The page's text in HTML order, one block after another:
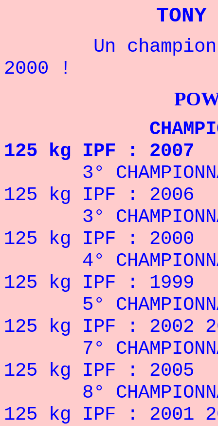
TONY
Un champion
2000 !
CHAMPION
125 kg IPF : 2007
3°
125 kg IPF : 2006
3°
125 kg IPF : 2000
4°
125 kg IPF : 1999
5°
125 kg IPF : 2002
7°
125 kg IPF : 2005
8°
125 kg IPF : 2001